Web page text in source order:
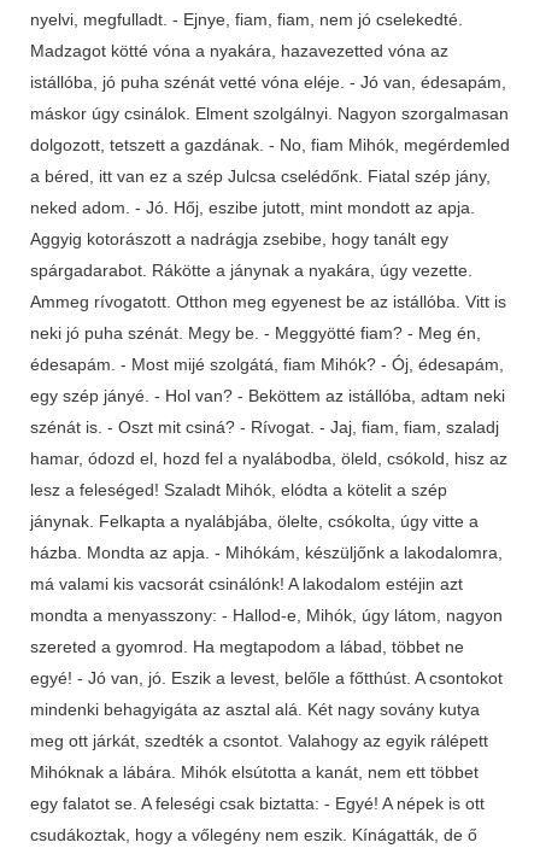
nyelvi, megfulladt. - Ejnye, fiam, fiam, nem jó cselekedté.
Madzagot kötté vóna a nyakára, hazavezetted vóna az
istállóba, jó puha szénát vetté vóna eléje. - Jó van, édesapám,
máskor úgy csinálok. Elment szolgálnyi. Nagyon szorgalmasan
dolgozott, tetszett a gazdának. - No, fiam Mihók, megérdemled
a béred, itt van ez a szép Julcsa cselédőnk. Fiatal szép jány,
neked adom. - Jó. Hőj, eszibe jutott, mint mondott az apja.
Aggyig kotorászott a nadrágja zsebibe, hogy tanált egy
spárgadarabot. Rákötte a jánynak a nyakára, úgy vezette.
Ammeg rívogatott. Otthon meg egyenest be az istállóba. Vitt is
neki jó puha szénát. Megy be. - Meggyötté fiam? - Meg én,
édesapám. - Most mijé szolgátá, fiam Mihók? - Ój, édesapám,
egy szép jányé. - Hol van? - Beköttem az istállóba, adtam neki
szénát is. - Oszt mit csiná? - Rívogat. - Jaj, fiam, fiam, szaladj
hamar, ódozd el, hozd fel a nyalábodba, öleld, csókold, hisz az
lesz a feleséged! Szaladt Mihók, elódta a kötelit a szép
jánynak. Felkapta a nyalábjába, ölelte, csókolta, úgy vitte a
házba. Mondta az apja. - Mihókám, készüljőnk a lakodalomra,
má valami kis vacsorát csinálónk! A lakodalom estéjin azt
mondta a menyasszony: - Hallod-e, Mihók, úgy látom, nagyon
szereted a gyomrod. Ha megtapodom a lábad, többet ne
egyé! - Jó van, jó. Eszik a levest, belőle a főtthúst. A csontokot
mindenki behagyigáta az asztal alá. Két nagy sovány kutya
meg ott járkát, szedték a csontot. Valahogy az egyik rálépett
Mihóknak a lábára. Mihók elsútotta a kanát, nem ett többet
egy falatot se. A feleségi csak biztatta: - Egyé! A népek is ott
csudákoztak, hogy a vőlegény nem eszik. Kínágatták, de ő